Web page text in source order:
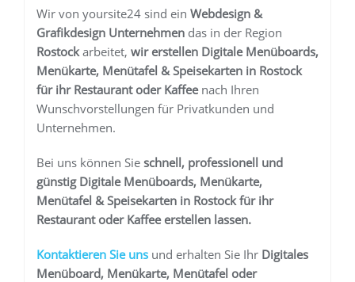
Wir von yoursite24 sind ein Webdesign &
Grafikdesign Unternehmen das in der Region
Rostock arbeitet, wir erstellen Digitale Menüboards,
Menükarte, Menütafel & Speisekarten in Rostock
für ihr Restaurant oder Kaffeenach Ihren
Wunschvorstellungen für Privatkunden und
Unternehmen.
Bei uns können Sie schnell, professionell und
günstig Digitale Menüboards, Menükarte,
Menütafel & Speisekarten in Rostock für ihr
Restaurant oder Kaffee erstellen lassen.
Kontaktieren Sie uns und erhalten Sie Ihr Digitales
Menüboard, Menükarte, Menütafel oder